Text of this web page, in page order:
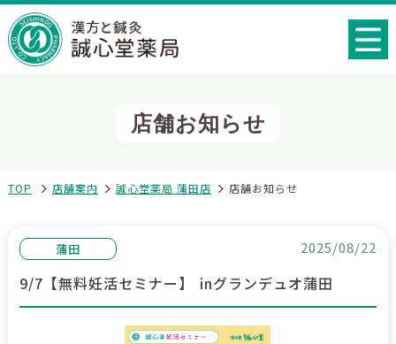
店舗お知らせ
TOP 店舗案内 誠心堂薬局 蒲田店 店舗お知らせ
蒲田 2025/08/22
9/7【無料妊活セミナー】 ㏌グランデュオ蒲田